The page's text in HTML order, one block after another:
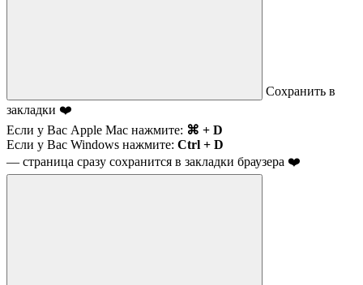
Сохранить в
закладки ❤️
Если у Вас Apple Mac нажмите: ⌘ + D
Если у Вас Windows нажмите: Ctrl + D
— страница сразу сохранится в закладки браузера ❤️